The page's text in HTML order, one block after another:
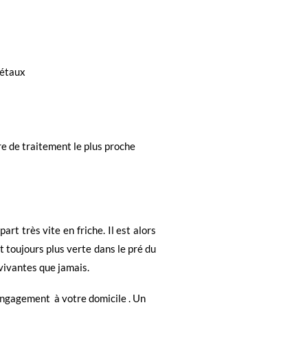
de traitement le plus proche
très vite en friche. Il est alors
toujours plus verte dans le pré du
que jamais.
à votre domicile. Un